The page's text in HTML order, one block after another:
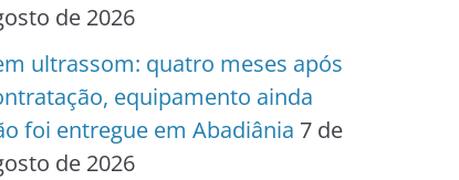
de 2026
ultrassom: quatro meses após
equipamento ainda
foi entregue em Abadiânia 7 de
de 2026